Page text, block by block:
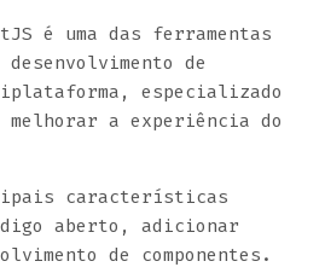
é uma das ferramentas
de
especializado
melhorar a experiência do
características
aberto, adicionar
de componentes.